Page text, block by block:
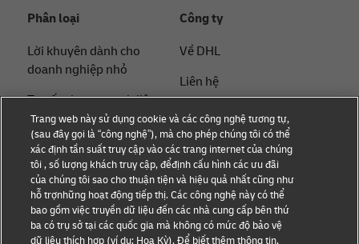
Phân loại
Lời khuyên dành cho
doanh nghiệp nhỏ
Tư vấn thương mại điện
tử
Tư vấn B2B
Tư vấn logistics
Tin tức & Thông tin chi
tiết
Công ty
Về DHL
Liên hệ
Thông cáo báo chí
Tính bền vững
Thông báo pháp lý
Điều khoản sử dụng
Quyền riêng tư
Trang web này sử dụng cookie và các công nghệ tương tự,
(sau đây gọi là “công nghệ”), mà cho phép chúng tôi có thể
xác định tần suất truy cập vào các trang internet của chúng
tôi , số lượng khách truy cập, đểđịnh cấu hình các ưu đãi
của chúng tôi sao cho thuận tiện và hiệu quả nhất cũng như
hỗ trợnhững hoạt động tiếp thị. Các công nghệ này có thể
bao gồm việc truyền dữ liệu đến các nhà cung cấp bên thứ
ba có trụ sở tại các quốc gia mà không có mức độ bảo vệ
dữ liệu thích hợp (ví dụ: Hoa Kỳ). Để biết thêm thông tin,